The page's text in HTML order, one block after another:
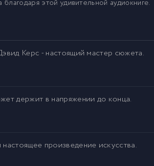
этой удивительной аудиокниге.
Керс - настоящий мастер сюжета.
держит в напряжении до конца.
произведение искусства.